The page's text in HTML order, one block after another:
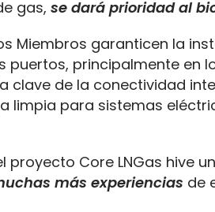
gas, se dará prioridad al
Miembros garanticen la
puertos, principalmente en
clave de la conectividad
limpia para sistemas
Core LNGas hive
más experiencias de